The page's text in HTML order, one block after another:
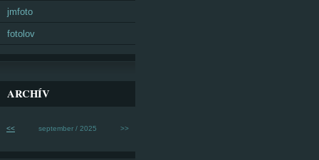
jmfoto
fotolov
ARCHÍV
<< september / 2025 >>